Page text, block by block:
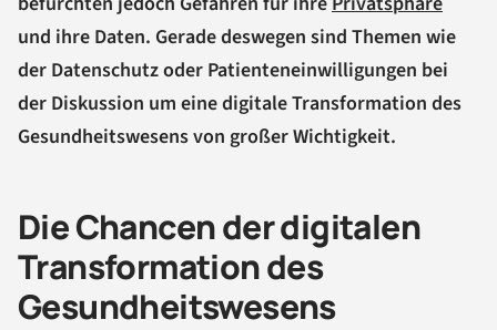
und ihre Daten. Gerade deswegen sind Themen wie
der Datenschutz oder Patienteneinwilligungen bei
der Diskussion um eine digitale Transformation des
Gesundheitswesens von großer Wichtigkeit.
Die Chancen der digitalen
Transformation des
Gesundheitswesens